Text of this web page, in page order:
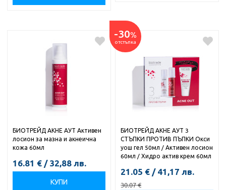
БИОТРЕЙД АКНЕ АУТ Активен
лосион за мазна и акнеична
кожа 60мл
16.81 € / 32,88 лв.
КУПИ
-30%
отстъпка
БИОТРЕЙД АКНЕ АУТ 3
СТЪПКИ ПРОТИВ ПЪПКИ Окси
уош гел 50мл / Активен лосион
60мл / Хидро актив крем 60мл
21.05 € / 41,17 лв.
30.07€